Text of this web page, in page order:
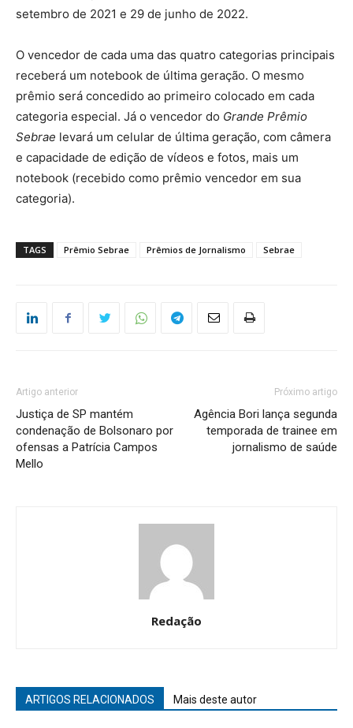
setembro de 2021 e 29 de junho de 2022.
O vencedor de cada uma das quatro categorias principais
receberá um notebook de última geração. O mesmo
prêmio será concedido ao primeiro colocado em cada
categoria especial. Já o vencedor do Grande Prêmio
Sebrae levará um celular de última geração, com câmera
e capacidade de edição de vídeos e fotos, mais um
notebook (recebido como prêmio vencedor em sua
categoria).
TAGS Prêmio Sebrae Prêmios de Jornalismo Sebrae
Artigo anterior
Justiça de SP mantém
condenação de Bolsonaro por
ofensas a Patrícia Campos
Mello
Próximo artigo
Agência Bori lança segunda
temporada de trainee em
jornalismo de saúde
Redação
ARTIGOS RELACIONADOS Mais deste autor